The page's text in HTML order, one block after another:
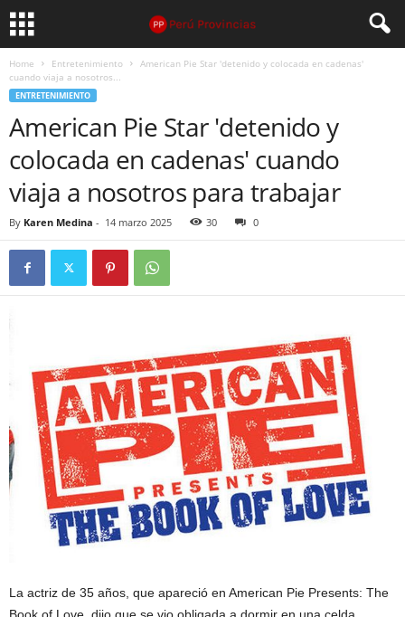
Home Entretenimiento
American Pie Star 'detenido y colocada en cadenas'
cuando viaja a nosotros...
ENTRETENIMIENTO
American Pie Star 'detenido y
colocada en cadenas' cuando
viaja a nosotros para trabajar
By Karen Medina - 14 marzo 2025 30 0
La actriz de 35 años, que apareció en American Pie Presents: The
Book of Love, dijo que se vio obligada a dormir en una celda.